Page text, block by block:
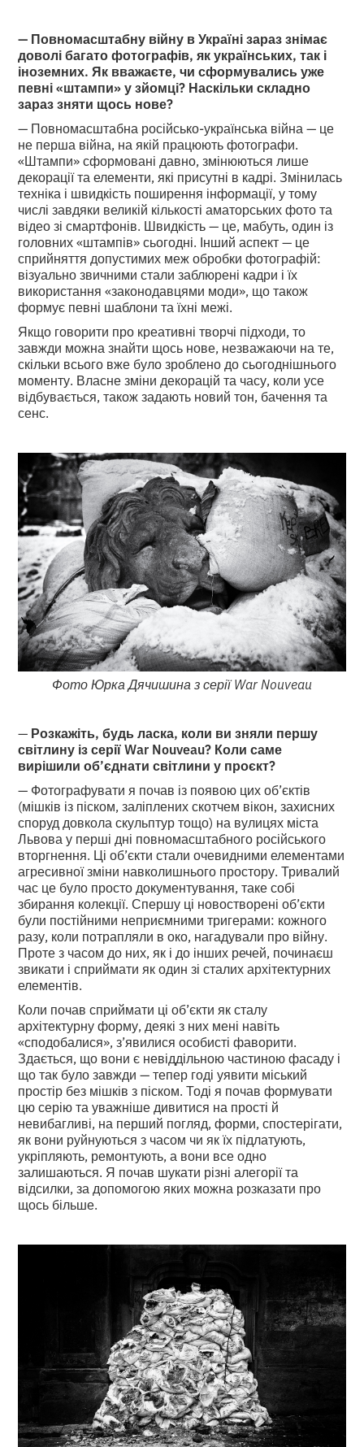
— Повномасштабну війну в Україні зараз знімає
доволі багато фотографів, як українських, так і
іноземних. Як вважаєте, чи сформувались уже
певні «штампи» у зйомці? Наскільки складно
зараз зняти щось нове?
— Повномасштабна російсько-українська війна — це
не перша війна, на якій працюють фотографи.
«Штампи» сформовані давно, змінюються лише
декорації та елементи, які присутні в кадрі. Змінилась
техніка і швидкість поширення інформації, у тому
числі завдяки великій кількості аматорських фото та
відео зі смартфонів. Швидкість — це, мабуть, один із
головних «штампів» сьогодні. Інший аспект — це
сприйняття допустимих меж обробки фотографій:
візуально звичними стали заблюрені кадри і їх
використання «законодавцями моди», що також
формує певні шаблони та їхні межі.
Якщо говорити про креативні творчі підходи, то
завжди можна знайти щось нове, незважаючи на те,
скільки всього вже було зроблено до сьогоднішнього
моменту. Власне зміни декорацій та часу, коли усе
відбувається, також задають новий тон, бачення та
сенс.
Фото Юрка Дячишина з серії War Nouveau
— Розкажіть, будь ласка, коли ви зняли першу
світлину із серії War Nouveau? Коли саме
вирішили об’єднати світлини у проєкт?
— Фотографувати я почав із появою цих об’єктів
(мішків із піском, заліплених скотчем вікон, захисних
споруд довкола скульптур тощо) на вулицях міста
Львова у перші дні повномасштабного російського
вторгнення. Ці об’єкти стали очевидними елементами
агресивної зміни навколишнього простору. Тривалий
час це було просто документування, таке собі
збирання колекції. Спершу ці новостворені об’єкти
були постійними неприємними тригерами: кожного
разу, коли потрапляли в око, нагадували про війну.
Проте з часом до них, як і до інших речей, починаєш
звикати і сприймати як один зі сталих архітектурних
елементів.
Коли почав сприймати ці об’єкти як сталу
архітектурну форму, деякі з них мені навіть
«сподобалися», з’явилися особисті фаворити.
Здається, що вони є невіддільною частиною фасаду і
що так було завжди — тепер годі уявити міський
простір без мішків з піском. Тоді я почав формувати
цю серію та уважніше дивитися на прості й
невибагливі, на перший погляд, форми, спостерігати,
як вони руйнуються з часом чи як їх підлатують,
укріпляють, ремонтують, а вони все одно
залишаються. Я почав шукати різні алегорії та
відсилки, за допомогою яких можна розказати про
щось більше.